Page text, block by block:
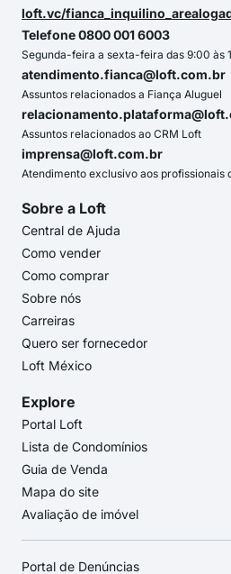
loft.vc/
Telefone 0800 001 6003
Segunda-feira a sexta-feira das 9:00 às
atendimento.fianca@loft.com.br
Assuntos relacionados a Fiança Aluguel
Assuntos relacionados ao CRM Loft
imprensa@loft.com.br
Atendimento exclusivo aos profissionais
Sobre a Loft
Central de Ajuda
Como vender
Como comprar
Sobre nós
Carreiras
Quero ser fornecedor
Loft México
Explore
Portal Loft
Lista de Condomínios
Guia de Venda
Mapa do site
Avaliação de imóvel
Portal de Denúncias